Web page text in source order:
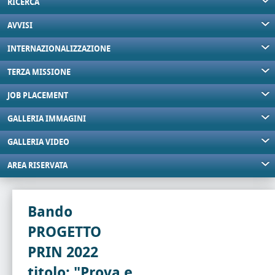
RICERCA
AVVISI
INTERNAZIONALIZZAZIONE
TERZA MISSIONE
JOB PLACEMENT
GALLERIA IMMAGINI
GALLERIA VIDEO
AREA RISERVATA
Bando
PROGETTO
PRIN 2022